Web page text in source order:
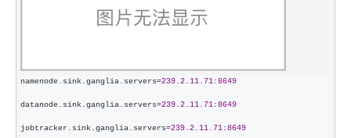
namenode.sink.ganglia.servers=239.2.11.71:8649
datanode.sink.ganglia.servers=239.2.11.71:8649
jobtracker.sink.ganglia.servers=239.2.11.71:8649